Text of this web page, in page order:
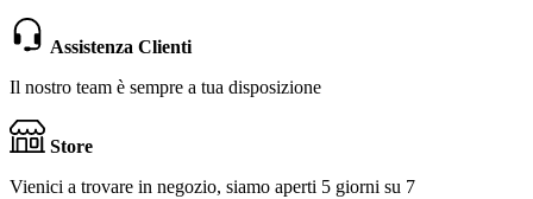
Assistenza Clienti
Il nostro team è sempre a tua disposizione
Store
Vienici a trovare in negozio, siamo aperti 5 giorni su 7